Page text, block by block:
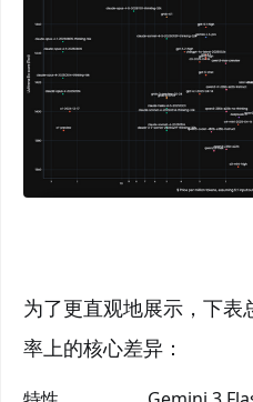
为了更直观地展示，下表
率上的核心差异：